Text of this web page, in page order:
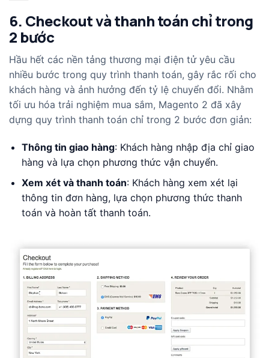
6. Checkout và thanh toán chỉ trong
2 bước
Hầu hết các nền tảng thương mại điện tử yêu cầu
nhiều bước trong quy trình thanh toán, gây rắc rối cho
khách hàng và ảnh hưởng đến tỷ lệ chuyển đổi. Nhằm
tối ưu hóa trải nghiệm mua sắm, Magento 2 đã xây
dựng quy trình thanh toán chỉ trong 2 bước đơn giản:
Thông tin giao hàng: Khách hàng nhập địa chỉ giao
hàng và lựa chọn phương thức vận chuyển.
Xem xét và thanh toán: Khách hàng xem xét lại
thông tin đơn hàng, lựa chọn phương thức thanh
toán và hoàn tất thanh toán.